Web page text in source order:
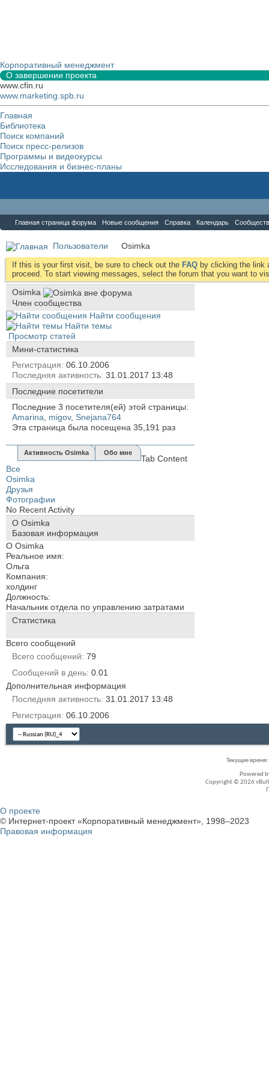
Корпоративный менеджмент
О завершении проекта
www.cfin.ru
www.marketing.spb.ru
Главная
Библиотека
Поиск компаний
Поиск пресс-релизов
Программы и видеокурсы
Исследования и бизнес-планы
Главная страница форума Новые сообщения Справка Календарь
Пользователи Osimka
If this is your first visit, be sure to check out the FAQ by clicking the link
proceed. To start viewing messages, select the forum that you want to
Osimka
Член сообщества
Найти сообщения
Найти темы
Просмотр статей
Мини-статистика
Регистрация 06.10.2006
Последняя активность 31.01.2017 13:48
Последние посетители
Последние 3 посетителя(ей) этой страницы:
Amarina
migov, Snejana764
Эта страница была посещена 35,191 раз
Активность Osimka Обо мне
Tab Content
Все
Osimka
Друзья
Фотографии
No Recent Activity
О Osimka
Базовая информация
О Osimka
Реальное имя:
Ольга
Компания:
холдинг
Должность:
Начальник отдела по управлению затратами
Статистика
Всего сообщений
Всего сообщений 79
Сообщений в день 0.01
Дополнительная информация
Последняя активность 31.01.2017 13:48
Регистрация 06.10.2006
Текущее время:
Powered
Copyright © 2026
О проекте
© Интернет-проект «Корпоративный менеджмент», 1998–2023
Правовая информация